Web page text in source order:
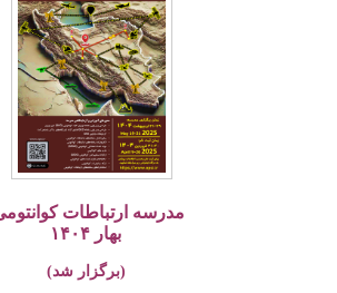
مدرسه ارتباطات کوانتومی،
بهار ۱۴۰۴
(برگزار شد)